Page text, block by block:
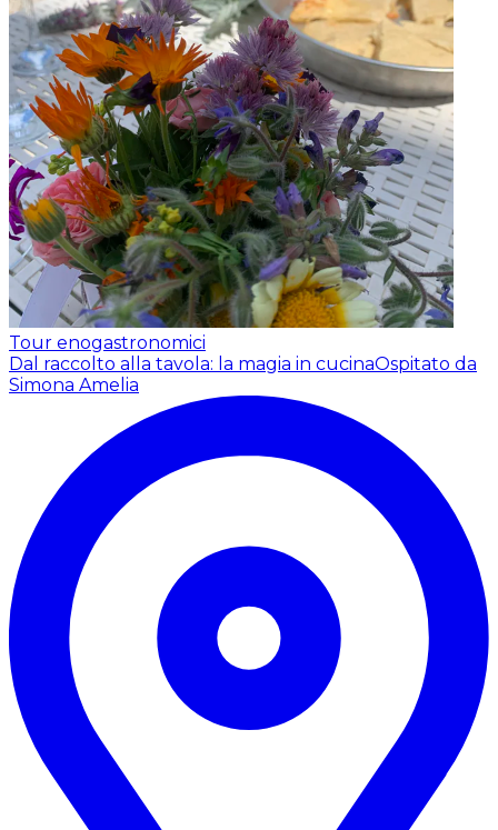
Tour enogastronomici
Dal raccolto alla tavola: la magia in cucinaOspitato da
Simona Amelia